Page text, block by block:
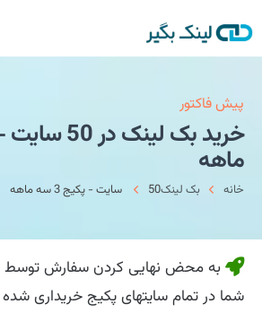
خانه
بکلینک
رپورتاژآگهی
خدمات ما
درباره ما
پیش فاکتور
ماهه
خانه بک لینک50 سایت - پکیج 3 سه ماهه
به محض نهایی کردن سفارش توسط
شما در تمام سایتهای پکیج خریداری